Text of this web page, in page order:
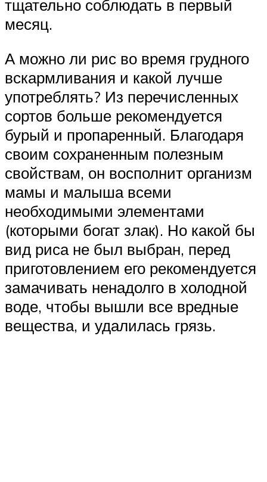
тщательно соблюдать в первый
месяц.
А можно ли рис во время грудного
вскармливания и какой лучше
употреблять? Из перечисленных
сортов больше рекомендуется
бурый и пропаренный. Благодаря
своим сохраненным полезным
свойствам, он восполнит организм
мамы и малыша всеми
необходимыми элементами
(которыми богат злак). Но какой бы
вид риса не был выбран, перед
приготовлением его рекомендуется
замачивать ненадолго в холодной
воде, чтобы вышли все вредные
вещества, и удалилась грязь.